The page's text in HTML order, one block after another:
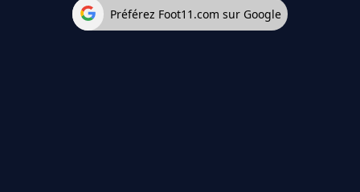
Préférez Foot11.com sur Google